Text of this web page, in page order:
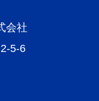
会社
5-6